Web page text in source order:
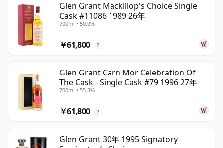
Glen Grant Mackillop's Choice Single
Cask #11086 1989 26年
700ml • 50.9%
￥61,800 ?
Glen Grant Carn Mor Celebration Of
The Cask - Single Cask #79 1996 27年
700ml • 55.3%
￥61,800 ?
Glen Grant 30年 1995 Signatory